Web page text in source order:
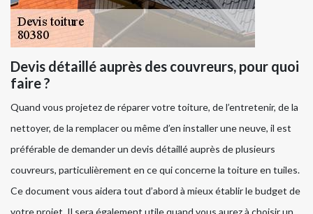
Devis détaillé auprès des couvreurs, pour quoi
faire ?
Quand vous projetez de réparer votre toiture, de l’entretenir, de la
nettoyer, de la remplacer ou même d’en installer une neuve, il est
préférable de demander un devis détaillé auprès de plusieurs
couvreurs, particulièrement en ce qui concerne la toiture en tuiles.
Ce document vous aidera tout d’abord à mieux établir le budget de
votre projet. Il sera également utile quand vous aurez à choisir un